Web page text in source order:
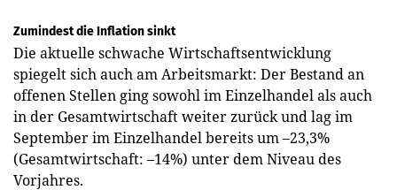
Zumindest die Inflation sinkt
Die aktuelle schwache Wirtschaftsentwicklung
spiegelt sich auch am Arbeitsmarkt: Der Bestand an
offenen Stellen ging sowohl im Einzelhandel als auch
in der Gesamtwirtschaft weiter zurück und lag im
September im Einzelhandel bereits um –23,3%
(Gesamtwirtschaft: –14%) unter dem Niveau des
Vorjahres.